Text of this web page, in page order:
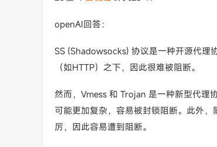
openAI回答：
SS (Shadowsocks) 协议是一种开源代理
（如HTTP）之下，因此很难被阻断。
然而，Vmess 和 Trojan 是一种新型代理
可能更加复杂，容易被封锁阻断。此外
厉，因此容易遭到阻断。